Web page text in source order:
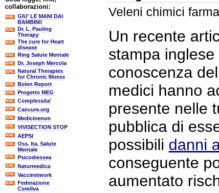
collaborazioni:
GIU' LE MANI DAI
BAMBINI!
Dr. L. Pauling
Therapy
The cure for Heart
disease
Ring Salute Mentale
Dr. Joseph Mercola
Natural Therapies
for Chronic Illness
Bolen Report
Progetto MEG
Complessita'
Cancure.org
Medicinenon
VIVISECTION STOP
AEPSI
Oss. Ita. Salute
Mentale
Psicodiessea
Naturmedica
Vaccinetwork
Federazione
Comilva
Veleni chimici
Un recente
stampa
conoscenza
medici hanno
presente nelle
pubblica di
possibili danni
conseguente
aumentato